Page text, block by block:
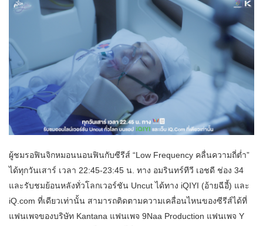
ผู้ชมรอฟินจิกหมอนนอนฟินกับซีรีส์ “Low Frequency คลื่นความถี่ต่ำ”
ได้ทุกวันเสาร์ เวลา 22:45-23:45 น. ทาง อมรินทร์ทีวี เอชดี ช่อง 34
และรับชมย้อนหลังทั่วโลกเวอร์ชัน Uncut ได้ทาง iQIYI (อ้ายฉีอี้) และ
iQ.com ที่เดียวเท่านั้น สามารถติดตามความเคลื่อนไหนของซีรีส์ได้ที่
แฟนเพจของบริษัท Kantana แฟนเพจ 9Naa Production แฟนเพจ Y